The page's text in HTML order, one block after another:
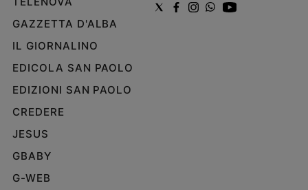
GAZZETTA D'ALBA
IL GIORNALINO
EDICOLA SAN PAOLO
EDIZIONI SAN PAOLO
CREDERE
JESUS
GBABY
G-WEB